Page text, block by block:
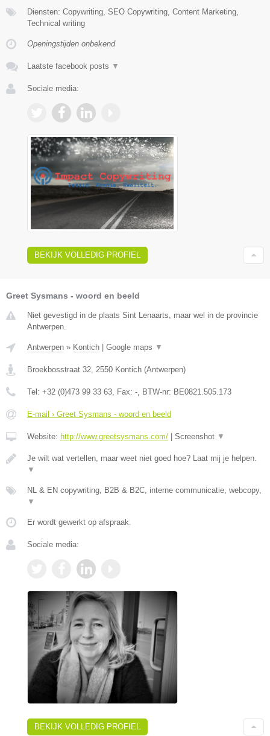
Diensten: Copywriting, SEO Copywriting, Content Marketing,
Technical writing
Openingstijden onbekend
Laatste facebook posts ▼
Sociale media:
BEKIJK VOLLEDIG PROFIEL
Greet Sysmans - woord en beeld
Niet gevestigd in de plaats Sint Lenaarts, maar wel in de provincie
Antwerpen.
Antwerpen » Kontich Google maps ▼
Broekbosstraat 32, 2550 Kontich (Antwerpen)
Tel: +32 (0)473 99 33 63, Fax: -, BTW-nr: BE0821.505.173
E-mail › Greet Sysmans - woord en beeld
Website: http://www.greetsysmans.com/ Screenshot ▼
Je wilt wat vertellen, maar weet niet goed hoe? Laat mij je helpen.
▼
NL & EN copywriting, B2B & B2C, interne communicatie, webcopy,
▼
Er wordt gewerkt op afspraak.
Sociale media:
BEKIJK VOLLEDIG PROFIEL